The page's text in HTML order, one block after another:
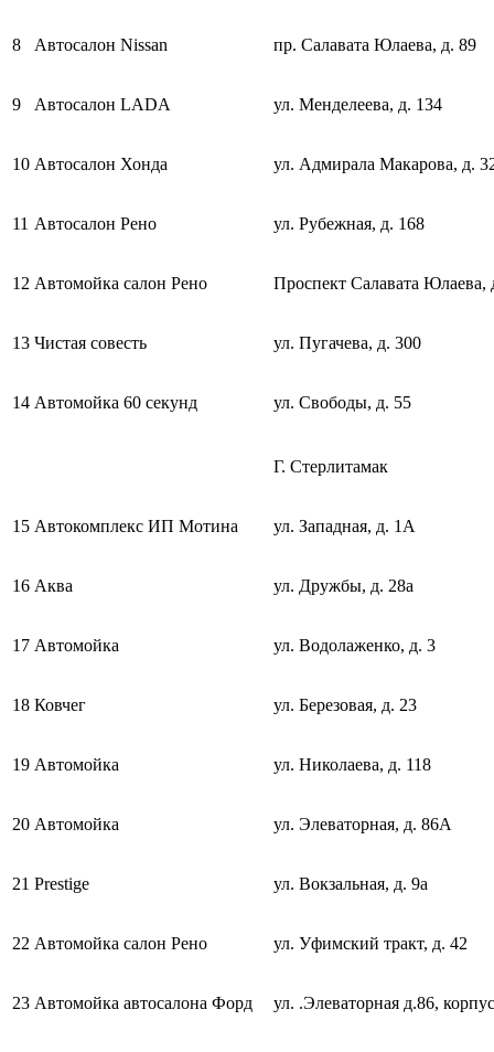
8 Автосалон Nissan пр. Салавата Юлаева, д. 89
9 Автосалон LADA ул. Менделеева, д. 134
10 Автосалон Хонда ул. Адмирала Макарова, д.
11 Автосалон Рено ул. Рубежная, д. 168
12 Автомойка салон Рено Проспект Салавата Юлаева,
13 Чистая совесть ул. Пугачева, д. 300
14 Автомойка 60 секунд ул. Свободы, д. 55
Г. Стерлитамак
15 Автокомплекс ИП Мотина ул. Западная, д. 1А
16 Аква ул. Дружбы, д. 28а
17 Автомойка ул. Водолаженко, д. 3
18 Ковчег ул. Березовая, д. 23
19 Автомойка ул. Николаева, д. 118
20 Автомойка ул. Элеваторная, д. 86А
21 Prestige ул. Вокзальная, д. 9а
22 Автомойка салон Рено ул. Уфимский тракт, д. 42
23 Автомойка автосалона Форд ул. .Элеваторная д.86,